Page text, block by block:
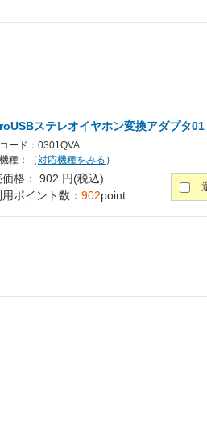
ステレオイヤホン変換アダプタ01
ード：0301QVA
種：（対応機種をみる ）
価格： 902 円(税込)
ポイント数： 902point